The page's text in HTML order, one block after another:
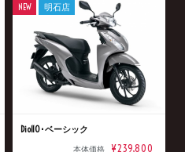
Dio110･ベーシック
本体価格 ¥239,800
NEW 明石店